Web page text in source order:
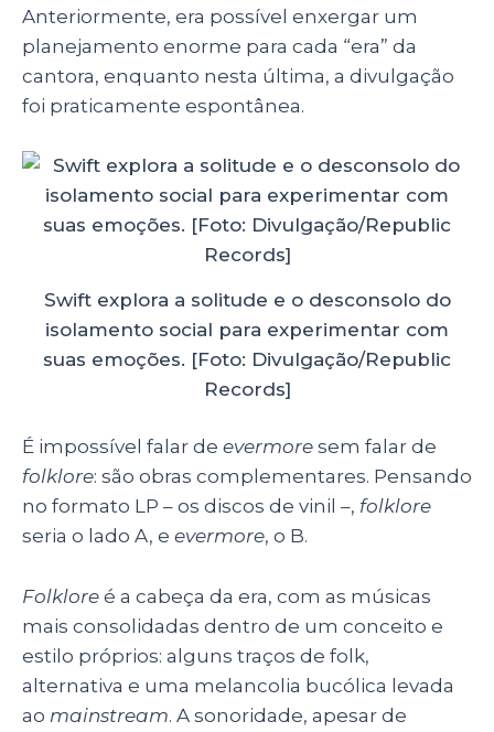
Anteriormente, era possível enxergar um
planejamento enorme para cada “era” da
cantora, enquanto nesta última, a divulgação
foi praticamente espontânea.
Swift explora a solitude e o desconsolo do
isolamento social para experimentar com
suas emoções. [Foto: Divulgação/Republic
Records]
É impossível falar de evermore sem falar de
folklore: são obras complementares. Pensando
no formato LP – os discos de vinil –, folklore
seria o lado A, e evermore, o B.
Folklore é a cabeça da era, com as músicas
mais consolidadas dentro de um conceito e
estilo próprios: alguns traços de folk,
alternativa e uma melancolia bucólica levada
ao mainstream. A sonoridade, apesar de